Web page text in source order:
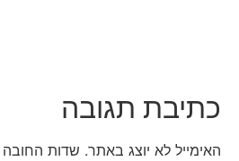
כתיבת תגובה
האימייל לא יוצג באתר. שדות החובה